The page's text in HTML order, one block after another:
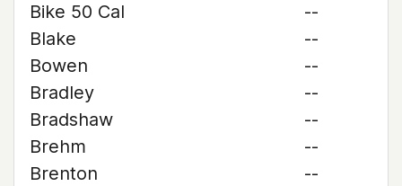
Bike 50 Cal
--
Blake
--
Bowen
--
Bradley
--
Bradshaw
--
Brehm
--
Brenton
--